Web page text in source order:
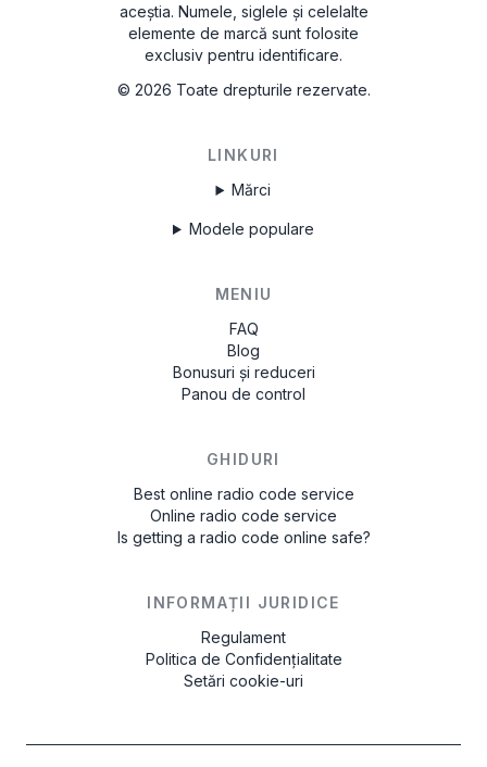
aceștia. Numele, siglele și celelalte
elemente de marcă sunt folosite
exclusiv pentru identificare.
© 2026 Toate drepturile rezervate.
LINKURI
Mărci
Modele populare
MENIU
FAQ
Blog
Bonusuri și reduceri
Panou de control
GHIDURI
Best online radio code service
Online radio code service
Is getting a radio code online safe?
INFORMAȚII JURIDICE
Regulament
Politica de Confidențialitate
Setări cookie-uri